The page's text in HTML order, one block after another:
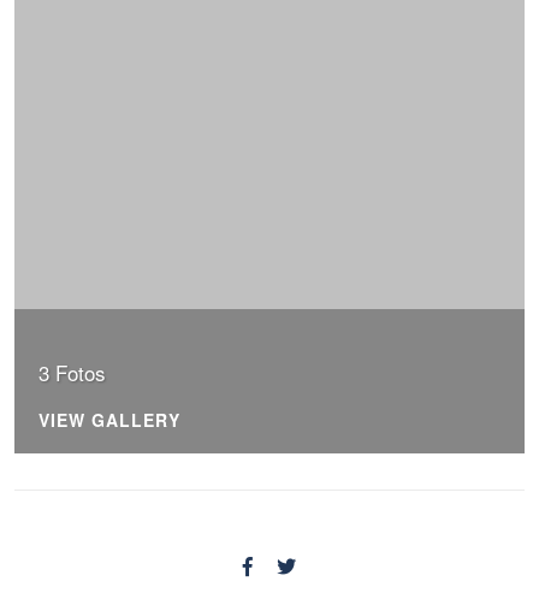
3 Fotos
VIEW GALLERY